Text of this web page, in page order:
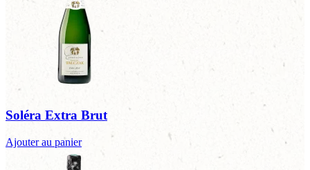
Soléra Extra Brut
Ajouter au panier